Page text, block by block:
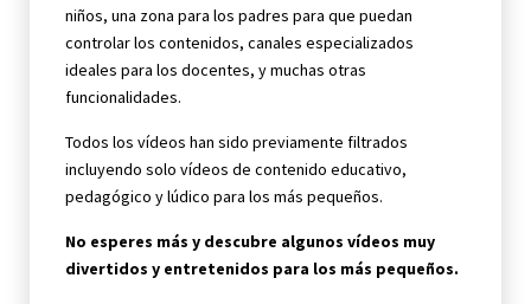
niños, una zona para los padres para que puedan
controlar los contenidos, canales especializados
ideales para los docentes, y muchas otras
funcionalidades.
Todos los vídeos han sido previamente filtrados
incluyendo solo vídeos de contenido educativo,
pedagógico y lúdico para los más pequeños.
No esperes más y descubre algunos vídeos muy
divertidos y entretenidos para los más pequeños.